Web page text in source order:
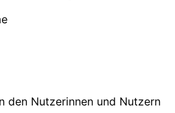
den Nutzerinnen und Nutzern